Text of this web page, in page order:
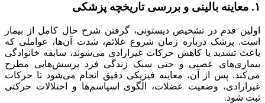
۱. معاینه بالینی و بررسی تاریخچه پزشکی
اولین قدم در تشخیص دیستونی، گرفتن شرح حال کامل از بیمار
است. پزشک درباره زمان شروع علائم، شدت آن‌ها، عواملی که
باعث تشدید یا کاهش حرکات غیرارادی می‌شوند، سابقه خانوادگی
بیماری‌های عصبی و حتی سبک زندگی فرد پرسش‌هایی مطرح
می‌کند. پس از آن، معاینه فیزیکی دقیق انجام می‌شود تا حرکات
غیرارادی، وضعیت عضلات، الگوی اسپاسم‌ها و اختلالات حرکتی
ثبت شود.